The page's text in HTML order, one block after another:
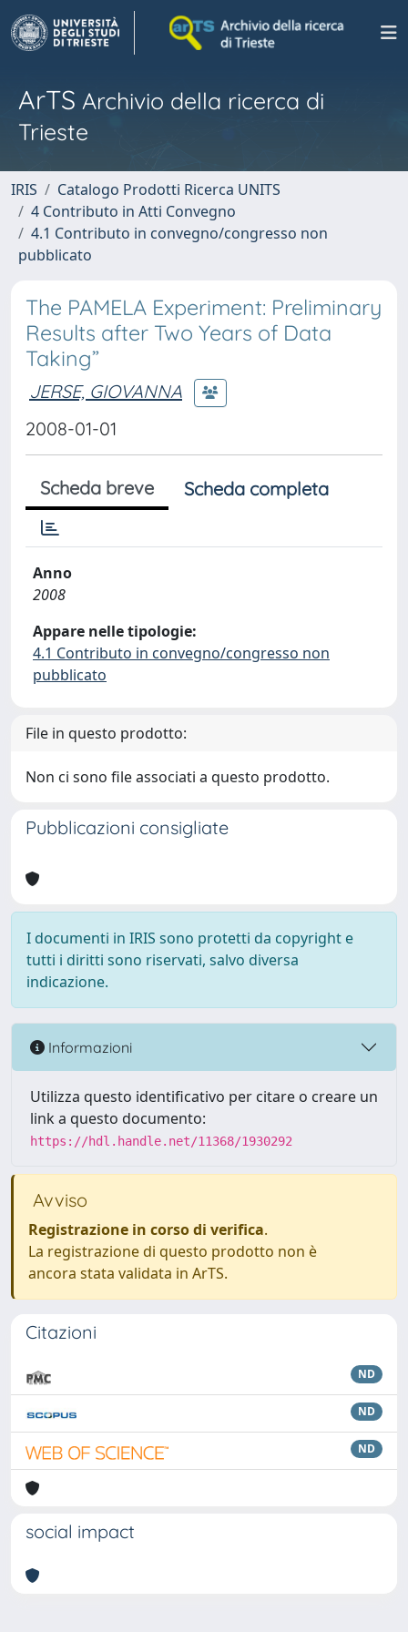
ArTS Archivio della ricerca di
Trieste
IRIS
Catalogo Prodotti Ricerca UNITS
4 Contributo in Atti Convegno
4.1 Contributo in convegno/congresso non
pubblicato
The PAMELA Experiment: Preliminary
Results after Two Years of Data
Taking”
JERSE, GIOVANNA
2008-01-01
Scheda breve Scheda completa
Anno
2008
Appare nelle tipologie:
4.1 Contributo in convegno/congresso non
pubblicato
File in questo prodotto:
Non ci sono file associati a questo prodotto.
Pubblicazioni consigliate
I documenti in IRIS sono protetti da copyright e
tutti i diritti sono riservati, salvo diversa
indicazione.
Informazioni
Utilizza questo identificativo per citare o creare un
link a questo documento:
https://hdl.handle.net/11368/1930292
Avviso
Registrazione in corso di verifica.
La registrazione di questo prodotto non è
ancora stata validata in ArTS.
Citazioni
ND
ND
ND
social impact